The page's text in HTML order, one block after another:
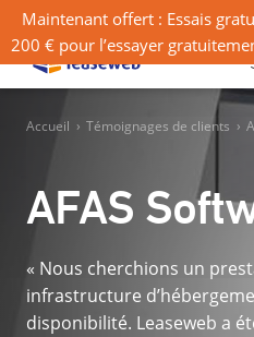
Maintenant offert : Essais
200 € pour l’essayer
Accueil › Témoignages de clients ›
AFAS
« Nous cherchions un
infrastructure
disponibilité. Leaseweb a